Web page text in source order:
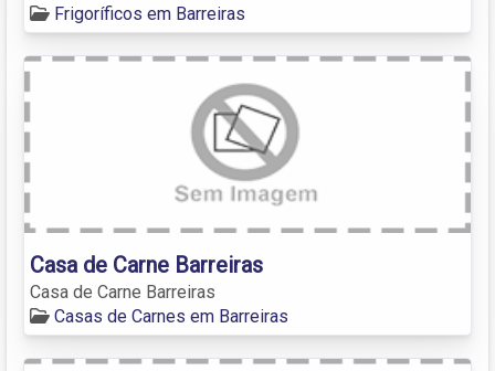
Frigoríficos em Barreiras
Casa de Carne Barreiras
Casa de Carne Barreiras
Casas de Carnes em Barreiras